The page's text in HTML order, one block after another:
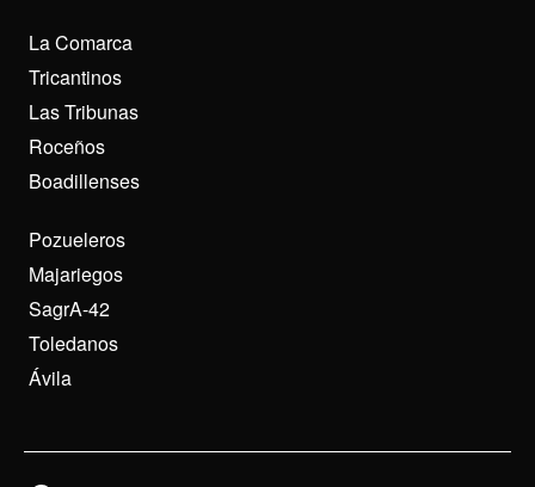
La Comarca
Tricantinos
Las Tribunas
Roceños
Boadillenses
Pozueleros
Majariegos
SagrA-42
Toledanos
Ávila